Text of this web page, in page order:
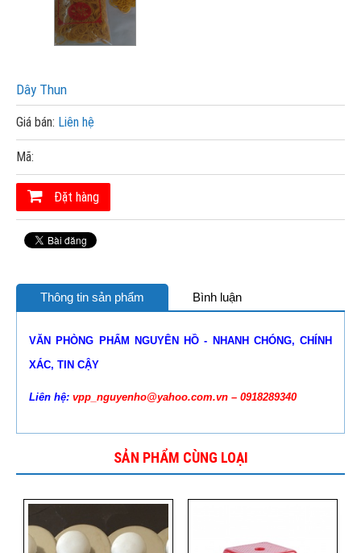
Dây Thun
Giá bán: Liên hệ
Mã:
Đặt hàng
Thông tin sản phẩm Bình luận
VĂN PHÒNG PHẨM NGUYÊN HỒ - NHANH CHÓNG, CHÍNH
XÁC, TIN CẬY
Liên hệ: vpp_nguyenho@yahoo.com.vn – 0918289340
SẢN PHẨM CÙNG LOẠI